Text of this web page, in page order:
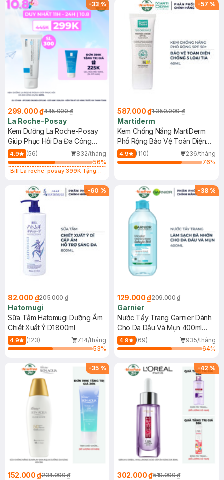
-33%
299.000 ₫445.000 ₫
La Roche-Posay
Kem Dưỡng La Roche-Posay
Giúp Phục Hồi Da Đa Công
Dụng 40ml
4.9 (56)
832/tháng
56%
Bill La roche-posay 399K Tặng
(SL có hạn)
-57 %
587.000 ₫1.350.000 ₫
Martiderm
Kem Chống Nắng MartiDerm
Phổ Rộng Bảo Vệ Toàn Diện
40ml
4.9 (110)
236/tháng
76%
-60 %
82.000 ₫205.000 ₫
Hatomugi
Sữa Tắm Hatomugi Dưỡng Ẩm
Chiết Xuất Ý Dĩ 800ml
4.9 (123)
714/tháng
53%
-38 %
129.000 ₫209.000 ₫
Garnier
Nước Tẩy Trang Garnier Dành
Cho Da Dầu Và Mụn 400ml
(Mới)
4.9 (69)
935/tháng
64%
-35 %
152.000 ₫234.000 ₫
-42 %
302.000 ₫519.000 ₫